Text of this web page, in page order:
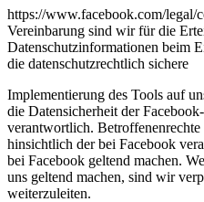
https://www.facebook.com/legal/
Vereinbarung sind wir für die
Datenschutzinformationen beim
die datenschutzrechtlich sichere
Implementierung des Tools auf
die Datensicherheit der
verantwortlich.
hinsichtlich der bei Facebook
bei Facebook geltend machen.
uns geltend machen, sind wir
weiterzuleiten.